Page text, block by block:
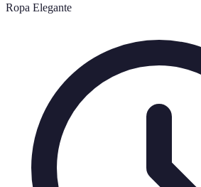
Ropa Elegante